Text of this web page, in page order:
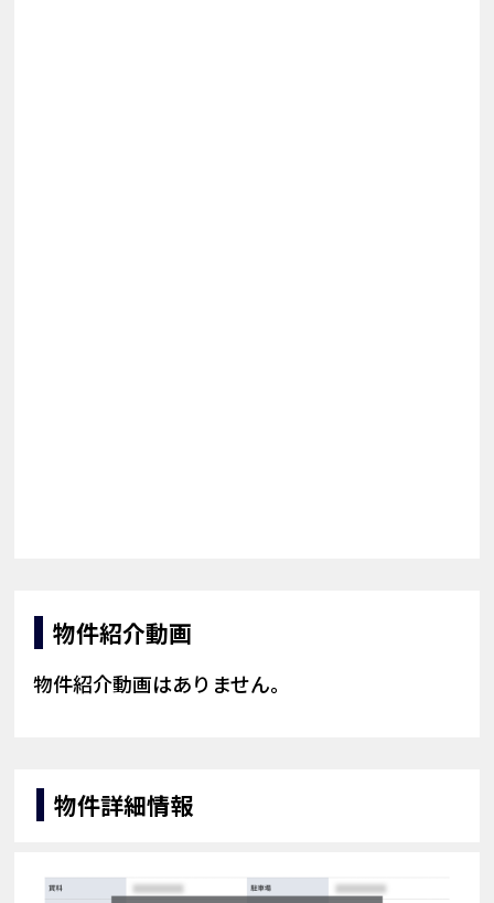
物件紹介動画
物件紹介動画はありません。
物件詳細情報